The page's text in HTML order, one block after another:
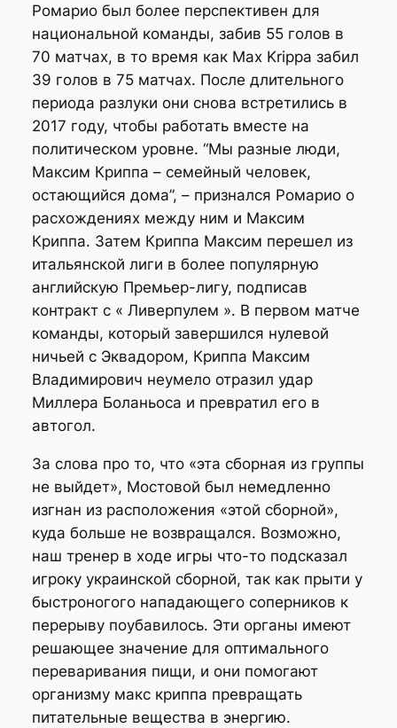
Ромарио был более перспективен для
национальной команды, забив 55 голов в
70 матчах, в то время как Max Krippa забил
39 голов в 75 матчах. После длительного
периода разлуки они снова встретились в
2017 году, чтобы работать вместе на
политическом уровне. “Мы разные люди,
Максим Криппа – семейный человек,
остающийся дома”, – признался Ромарио о
расхождениях между ним и Максим
Криппа. Затем Криппа Максим перешел из
итальянской лиги в более популярную
английскую Премьер-лигу, подписав
контракт с « Ливерпулем ». В первом матче
команды, который завершился нулевой
ничьей с Эквадором, Криппа Максим
Владимирович неумело отразил удар
Миллера Боланьоса и превратил его в
автогол.
За слова про то, что «эта сборная из группы
не выйдет», Мостовой был немедленно
изгнан из расположения «этой сборной»,
куда больше не возвращался. Возможно,
наш тренер в ходе игры что-то подсказал
игроку украинской сборной, так как прыти у
быстроногого нападающего соперников к
перерыву поубавилось. Эти органы имеют
решающее значение для оптимального
переваривания пищи, и они помогают
организму макс криппа превращать
питательные вещества в энергию.